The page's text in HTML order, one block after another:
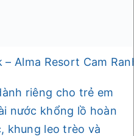
– Alma Resort Cam
riêng cho trẻ em
nước khổng lồ hoàn
khung leo trèo và